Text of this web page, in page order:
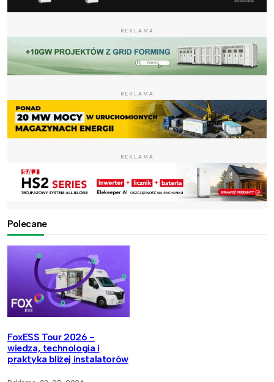
REKLAMA
REKLAMA
REKLAMA
Polecane
FoxESS Tour 2026 -
wiedza, technologia i
praktyka bliżej instalatorów